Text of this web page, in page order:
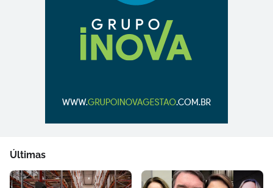
Últimas